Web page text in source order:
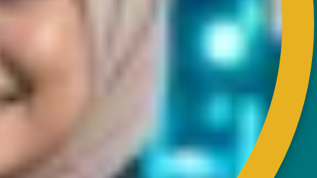
Karung Berkunci 11067,
50990 Kuala Lumpur.